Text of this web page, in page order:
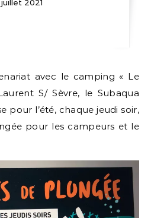
juillet 2021
S/ Sèvre, le Subaqua
pour l’été, chaque jeudi soir,
pour les campeurs et le